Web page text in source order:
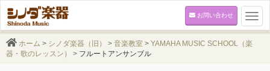
お問い合わせ
ホーム > シノダ楽器（旧） > 音楽教室 > YAMAHA MUSIC SCHOOL（楽
器・歌のレッスン）
> フルートアンサンブル